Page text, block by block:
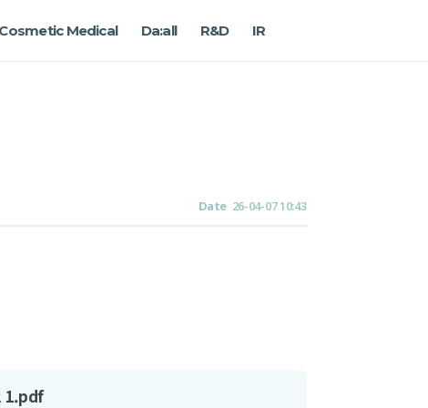
Cosmetic Medical Da:all R&D IR
Date 26-04-07 10:43
1.pdf